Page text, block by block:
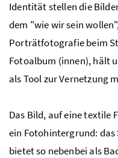
Identität stellen die
dem "wie wir sein
Porträtfotografie beim
Fotoalbum (innen), hält
als Tool zur Vernetzung
Das Bild, auf eine textile
ein Fotohintergrund: das
bietet so nebenbei als